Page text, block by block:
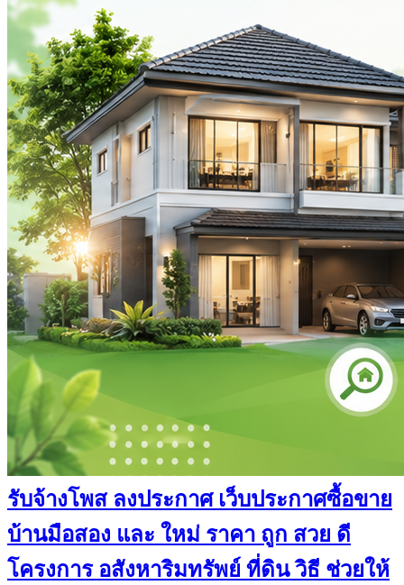
รับจ้างโพส ลงประกาศ เว็บประกาศซื้อขาย
บ้านมือสอง และ ใหม่ ราคา ถูก สวย ดี
โครงการ อสังหาริมทรัพย์ ที่ดิน วิธี ช่วยให้